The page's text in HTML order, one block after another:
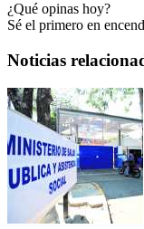
¿Qué opinas hoy?
Sé el primero en
Noticias